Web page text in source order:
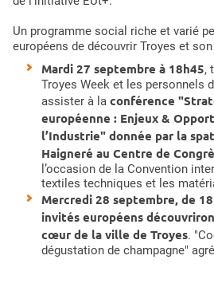
Un programme social riche et varié
européens de découvrir Troyes et
Mardi 27 septembre à 18h45,
Troyes Week et les personnels
assister à la conférence
européenne : Enjeux &
l’Industrie" donnée par la
Haigneré au Centre de
l’occasion de la Convention
textiles techniques et les
Mercredi 28 septembre, de
invités européens
cœur de la ville de Troyes.
dégustation de champagne"